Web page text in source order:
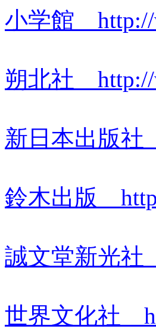
小学館 http://
朔北社 http://
新日本出版社
鈴木出版
誠文堂新光社
世界文化社